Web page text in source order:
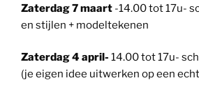
Zaterdag 7 maart -14.00 tot 17u-
en stijlen + modeltekenen
Zaterdag 4 april- 14.00 tot 17u-
(je eigen idee uitwerken op een